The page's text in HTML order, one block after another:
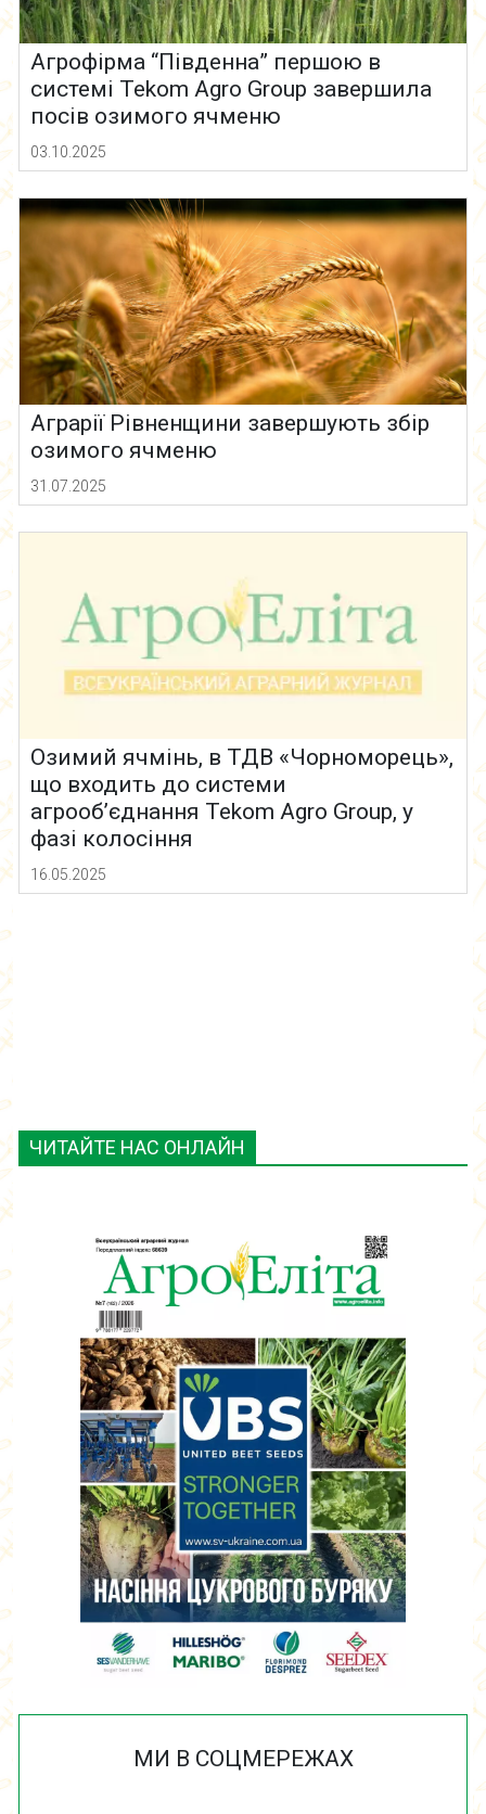
ЧИТАЙТЕ НАС ОНЛАЙН
МИ В СОЦМЕРЕЖАХ
Агрофірма “Південна” першою в
системі Tekom Agro Group завершила
посів озимого ячменю
03.10.2025
Аграрії Рівненщини завершують збір
озимого ячменю
31.07.2025
Озимий ячмінь, в ТДВ «Чорноморець»,
що входить до системи
агрооб’єднання Tekom Agro Group, у
фазі колосіння
16.05.2025